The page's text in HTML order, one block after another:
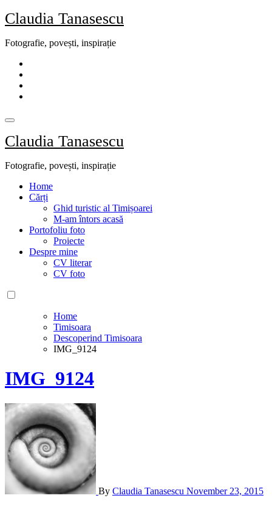
Skip
to
Claudia Tanasescu
Fotografie, povești, inspirație
Claudia Tanasescu
Fotografie, povești, inspirație
Home
Cărți
Ghid turistic al Timișoarei
M-am întors acasă
Portofoliu foto
Proiecte
Despre mine
CV literar
CV foto
Home
Timisoara
Descoperind Timisoara
IMG_9124
IMG_9124
By Claudia Tanasescu November 23, 2015